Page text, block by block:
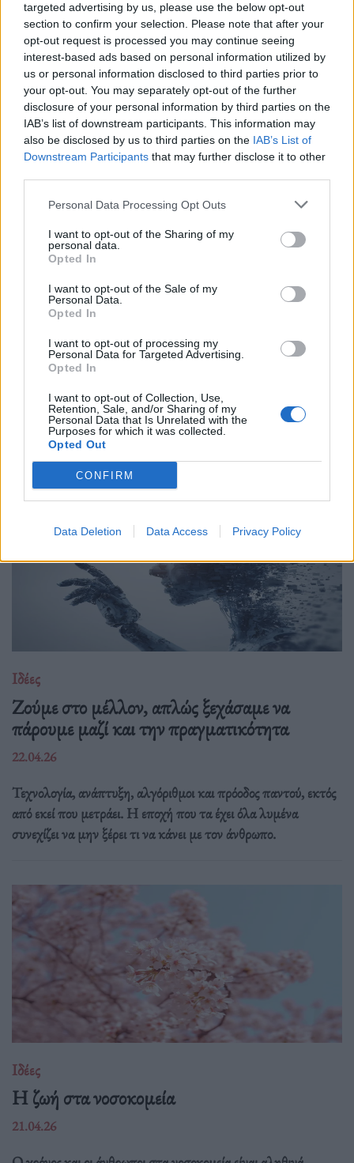
targeted advertising by us, please use the below opt-out
section to confirm your selection. Please note that after your
opt-out request is processed you may continue seeing
interest-based ads based on personal information utilized by
us or personal information disclosed to third parties prior to
your opt-out. You may separately opt-out of the further
disclosure of your personal information by third parties on the
IAB’s list of downstream participants. This information may
also be disclosed by us to third parties on the IAB’s List of
Downstream Participants that may further disclose it to other
Personal Data Processing Opt Outs
I want to opt-out of the Sharing of my
personal data.
Opted In
I want to opt-out of the Sale of my
Personal Data.
Opted In
I want to opt-out of processing my
Personal Data for Targeted Advertising.
Opted In
I want to opt-out of Collection, Use,
Retention, Sale, and/or Sharing of my
Personal Data that Is Unrelated with the
Purposes for which it was collected.
Opted Out
CONFIRM
Data Deletion Data Access Privacy Policy
Όταν η εποχή ανταμείβει τις κραυγές και τις βεβαιότητες, η
ψύχραιμη σκέψη μοιάζει χαμένη υπόθεση, ίσως όμως είναι το
τελευταίο πράγμα που κρατάει τη δημοκρατία όρθια.
Friend zone: Tο πιο παρεξηγημένο “fail” που
τελικά είναι upgrade
23.04.26
Εκεί που κάποιοι βλέπουν ήττα, κρύβεται η πιο καθαρή
μορφή σχέσης. Λιγότερο στρατηγική, περισσότερη αλήθεια
και καμιά υποχρέωση να αποδείξεις κάτι.
Ιδέες
Ζούμε στο μέλλον, απλώς ξεχάσαμε να
πάρουμε μαζί και την πραγματικότητα
22.04.26
Τεχνολογία, ανάπτυξη, αλγόριθμοι και πρόοδος παντού, εκτός
από εκεί που μετράει. Η εποχή που τα έχει όλα λυμένα
συνεχίζει να μην ξέρει τι να κάνει με τον άνθρωπο.
Ιδέες
Η ζωή στα νοσοκομεία
21.04.26